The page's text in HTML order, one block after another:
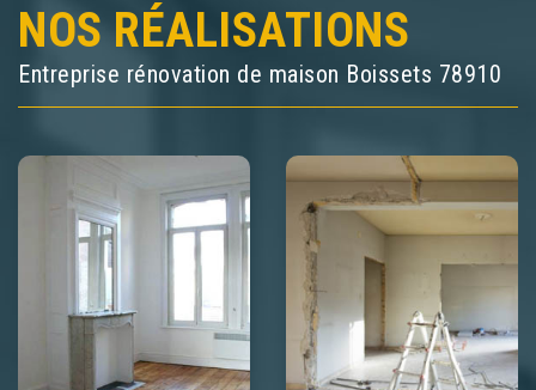
NOS RÉALISATIONS
Entreprise rénovation de maison Boissets 78910